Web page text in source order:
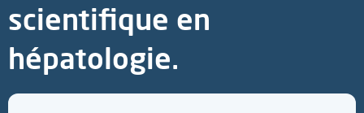
scientifique en
hépatologie.